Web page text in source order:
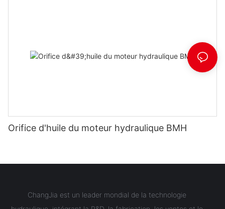
Orifice d'huile du moteur hydraulique BMH
ChangJia est un leader mondial de la technologie